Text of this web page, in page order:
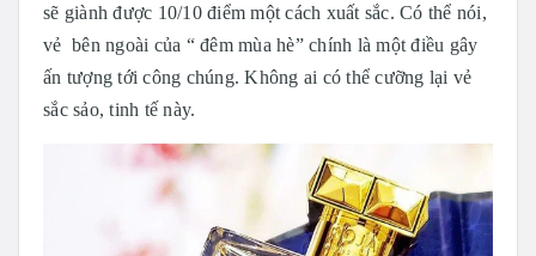
sẽ giành được 10/10 điểm một cách xuất sắc. Có thể nói,
vẻ bên ngoài của “ đêm mùa hè” chính là một điều gây
ấn tượng tới công chúng. Không ai có thể cưỡng lại vẻ
sắc sảo, tinh tế này.